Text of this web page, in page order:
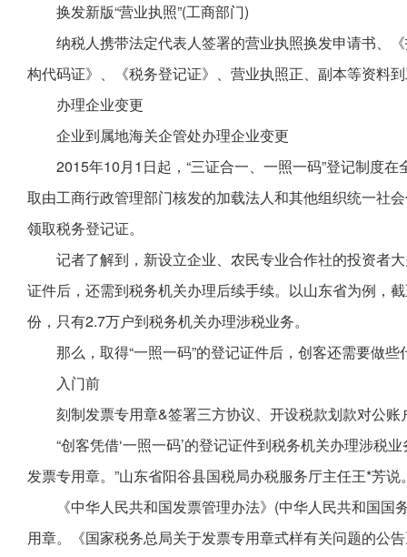
换发新版“营业执照”(工商部门)
纳税人携带法定代表人签署的营业执照换发申请书、
构代码证》、《税务登记证》、营业执照正、副本等资料
办理企业变更
企业到属地海关企管处办理企业变更
2015年10月1日起，“三证合一、一照一码”登记制度
取由工商行政管理部门核发的加载法人和其他组织统一社
领取税务登记证。
记者了解到，新设立企业、农民专业合作社的投资者
证件后，还需到税务机关办理后续手续。以山东省为例，
份，只有2.7万户到税务机关办理涉税业务。
那么，取得“一照一码”的登记证件后，创客还需要做
入门前
刻制发票专用章&签署三方协议、开设税款划款对公账
“创客凭借‘一照一码’的登记证件到税务机关办理涉税
发票专用章。”山东省阳谷县国税局办税服务厅主任王*芳说
《中华人民共和国发票管理办法》(中华人民共和国
用章。《国家税务总局关于发票专用章式样有关问题的公